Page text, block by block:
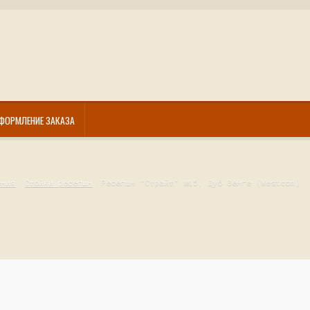
ЗАКАЗА
Стойки ресепшн Ресепшн "Страйт" №15, Дуб Венге (Westcom)